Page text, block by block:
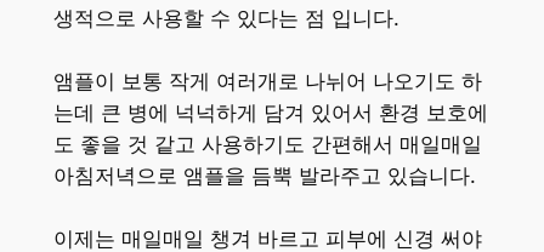
생적으로 사용할 수 있다는 점 입니다.
앰플이 보통 작게 여러개로 나뉘어 나오기도 하
는데 큰 병에 넉넉하게 담겨 있어서 환경 보호에
도 좋을 것 같고 사용하기도 간편해서 매일매일
아침저녁으로 앰플을 듬뿍 발라주고 있습니다.
이제는 매일매일 챙겨 바르고 피부에 신경 써야